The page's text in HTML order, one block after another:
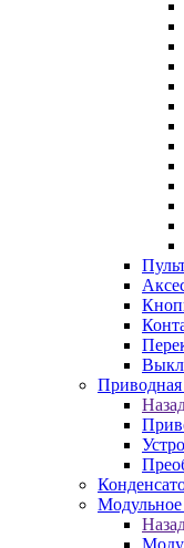
Приводная
Модульное